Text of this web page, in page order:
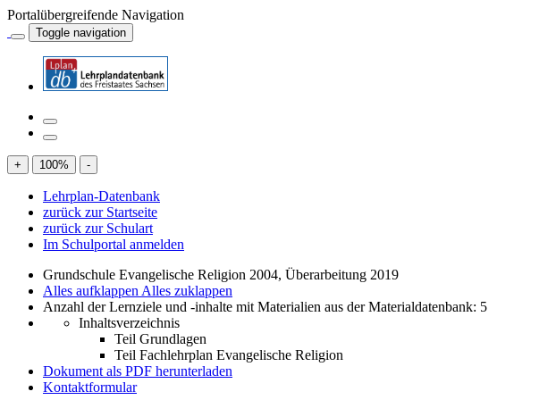
Portalübergreifende Navigation
Toggle navigation
+ 100% -
Lehrplan-Datenbank
zurück zur Startseite
zurück zur Schulart
Im Schulportal anmelden
Grundschule Evangelische Religion 2004, Überarbeitung 2019
Alles aufklappen Alles zuklappen
Anzahl der Lernziele und -inhalte mit Materialien aus der Materialdatenbank: 5
Inhaltsverzeichnis
Teil Grundlagen
Teil Fachlehrplan Evangelische Religion
Dokument als PDF herunterladen
Kontaktformular